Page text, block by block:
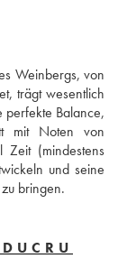
Weinbergs, von
trägt wesentlich
perfekte Balance,
mit Noten von
(mindestens
und seine
bringen.